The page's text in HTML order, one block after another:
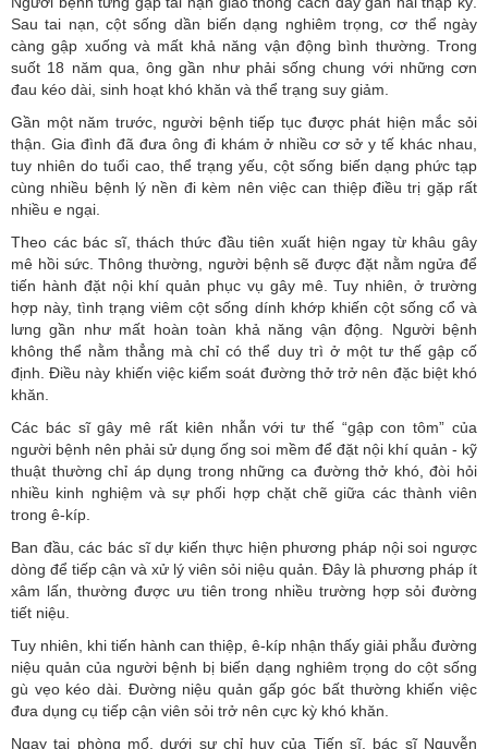
Sau tai nạn, cột sống dần biến dạng nghiêm trọng, cơ thể ngày
càng gập xuống và mất khả năng vận động bình thường. Trong
suốt 18 năm qua, ông gần như phải sống chung với những cơn
đau kéo dài, sinh hoạt khó khăn và thể trạng suy giảm.
Gần một năm trước, người bệnh tiếp tục được phát hiện mắc sỏi
thận. Gia đình đã đưa ông đi khám ở nhiều cơ sở y tế khác nhau,
tuy nhiên do tuổi cao, thể trạng yếu, cột sống biến dạng phức tạp
cùng nhiều bệnh lý nền đi kèm nên việc can thiệp điều trị gặp rất
nhiều e ngại.
Theo các bác sĩ, thách thức đầu tiên xuất hiện ngay từ khâu gây
mê hồi sức. Thông thường, người bệnh sẽ được đặt nằm ngửa để
tiến hành đặt nội khí quản phục vụ gây mê. Tuy nhiên, ở trường
hợp này, tình trạng viêm cột sống dính khớp khiến cột sống cổ và
lưng gần như mất hoàn toàn khả năng vận động. Người bệnh
không thể nằm thẳng mà chỉ có thể duy trì ở một tư thế gập cố
định. Điều này khiến việc kiểm soát đường thở trở nên đặc biệt khó
khăn.
Các bác sĩ gây mê rất kiên nhẫn với tư thế “gập con tôm” của
người bệnh nên phải sử dụng ống soi mềm để đặt nội khí quản - kỹ
thuật thường chỉ áp dụng trong những ca đường thở khó, đòi hỏi
nhiều kinh nghiệm và sự phối hợp chặt chẽ giữa các thành viên
trong ê-kíp.
Ban đầu, các bác sĩ dự kiến thực hiện phương pháp nội soi ngược
dòng để tiếp cận và xử lý viên sỏi niệu quản. Đây là phương pháp ít
xâm lấn, thường được ưu tiên trong nhiều trường hợp sỏi đường
tiết niệu.
Tuy nhiên, khi tiến hành can thiệp, ê-kíp nhận thấy giải phẫu đường
niệu quản của người bệnh bị biến dạng nghiêm trọng do cột sống
gù vẹo kéo dài. Đường niệu quản gấp góc bất thường khiến việc
đưa dụng cụ tiếp cận viên sỏi trở nên cực kỳ khó khăn.
Ngay tại phòng mổ, dưới sự chỉ huy của Tiến sĩ, bác sĩ Nguyễn